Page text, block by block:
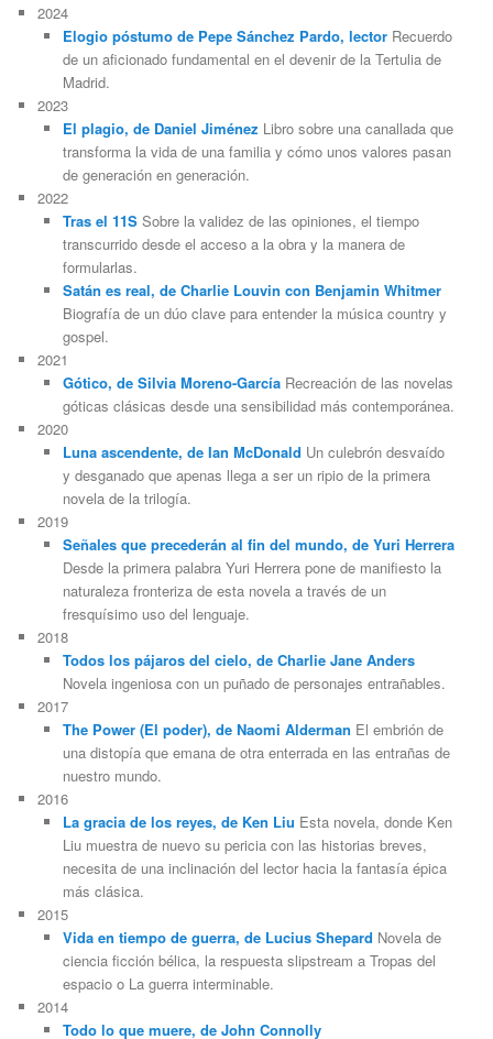
2024
Elogio póstumo de Pepe Sánchez Pardo, lectorRecuerdo
de un aficionado fundamental en el devenir de la Tertulia de
Madrid.
2023
El plagio, de Daniel Jiménez Libro sobre una canallada que
transforma la vida de una familia y cómo unos valores pasan
de generación en generación.
2022
Tras el 11SSobre la validez de las opiniones, el tiempo
transcurrido desde el acceso a la obra y la manera de
formularlas.
Satán es real, de Charlie Louvin con Benjamin Whitmer
Biografía de un dúo clave para entender la música country y
gospel.
2021
Gótico, de Silvia Moreno-GarcíaRecreación de las novelas
góticas clásicas desde una sensibilidad más contemporánea.
2020
Luna ascendente, de Ian McDonald Un culebrón desvaído
y desganado que apenas llega a ser un ripio de la primera
novela de la trilogía.
2019
Señales que precederán al fin del mundo, de Yuri Herrera
Desde la primera palabra Yuri Herrera pone de manifiesto la
naturaleza fronteriza de esta novela a través de un
fresquísimo uso del lenguaje.
2018
Todos los pájaros del cielo, de Charlie Jane Anders
Novela ingeniosa con un puñado de personajes entrañables.
2017
The Power (El poder), de Naomi Alderman El embrión de
una distopía que emana de otra enterrada en las entrañas de
nuestro mundo.
2016
La gracia de los reyes, de Ken Liu Esta novela, donde Ken
Liu muestra de nuevo su pericia con las historias breves,
necesita de una inclinación del lector hacia la fantasía épica
más clásica.
2015
Vida en tiempo de guerra, de Lucius Shepard Novela de
ciencia ficción bélica, la respuesta slipstream a Tropas del
espacio o La guerra interminable.
2014
Todo lo que muere, de John Connolly